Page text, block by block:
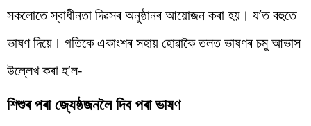
সকলোতে স্বাধীনতা দিৱসৰ অনুষ্ঠানৰ আয়োজন কৰা হয়। য’ত বহুতে
ভাষণ দিয়ে। গতিকে একাংশৰ সহায় হোৱাকৈ তলত ভাষণৰ চমু আভাস
উল্লেখ কৰা হ’ল-
শিশুৰ পৰা জ্যেষ্ঠজনলৈ দিব পৰা ভাষণ